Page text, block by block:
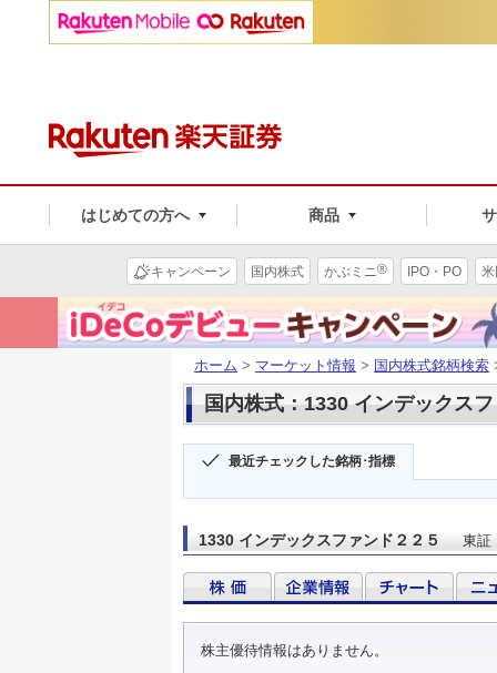
はじめての方へ 商品
キャンペーン 国内株式 かぶミニ® IPO・PO
ホーム > マーケット情報 > 国内株式銘柄検索
国内株式：1330 インデックス
最近チェックした銘柄･指標
1330 インデックスファンド２２５ 東証
株主優待情報はありません。